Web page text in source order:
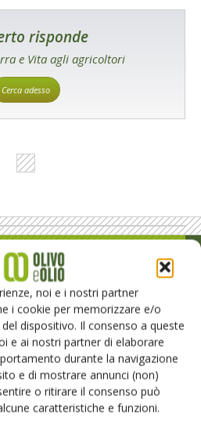
noi e i nostri partner
i cookie per memorizzare e/o
dispositivo. Il consenso a queste
e ai nostri partner di elaborare
durante la navigazione
e di mostrare annunci (non)
o ritirare il consenso può
caratteristiche e funzioni.
risponde
e Vita agli agricoltori
Cerca adesso
sul mondo
newsletter